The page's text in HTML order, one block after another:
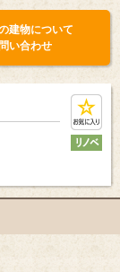
建物について
い合わせ